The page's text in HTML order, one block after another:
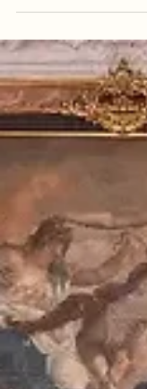
Mitgliedschaft gefeiert.
Europa-Friedensmedaille